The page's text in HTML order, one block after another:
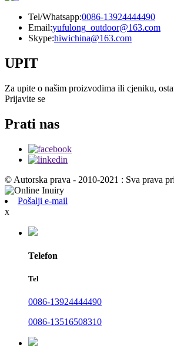
Tel/Whatsapp:0086-13924444490
Email:yufulong_outdoor@163.com
Skype:hiwichina@163.com
UPIT
Za upite o našim proizvodima ili cjeniku,
Prijavite se
Prati nas
© Autorska prava - 2010-2021 : Sva prava
Pošalji e-mail
x
Telefon
Tel
0086-13924444490
0086-13516508310